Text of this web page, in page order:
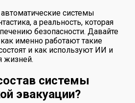
системы
а реальность, которая
безопасности. Давайте
именно работают такие
и как используют ИИ и
жизней.
системы
эвакуации?